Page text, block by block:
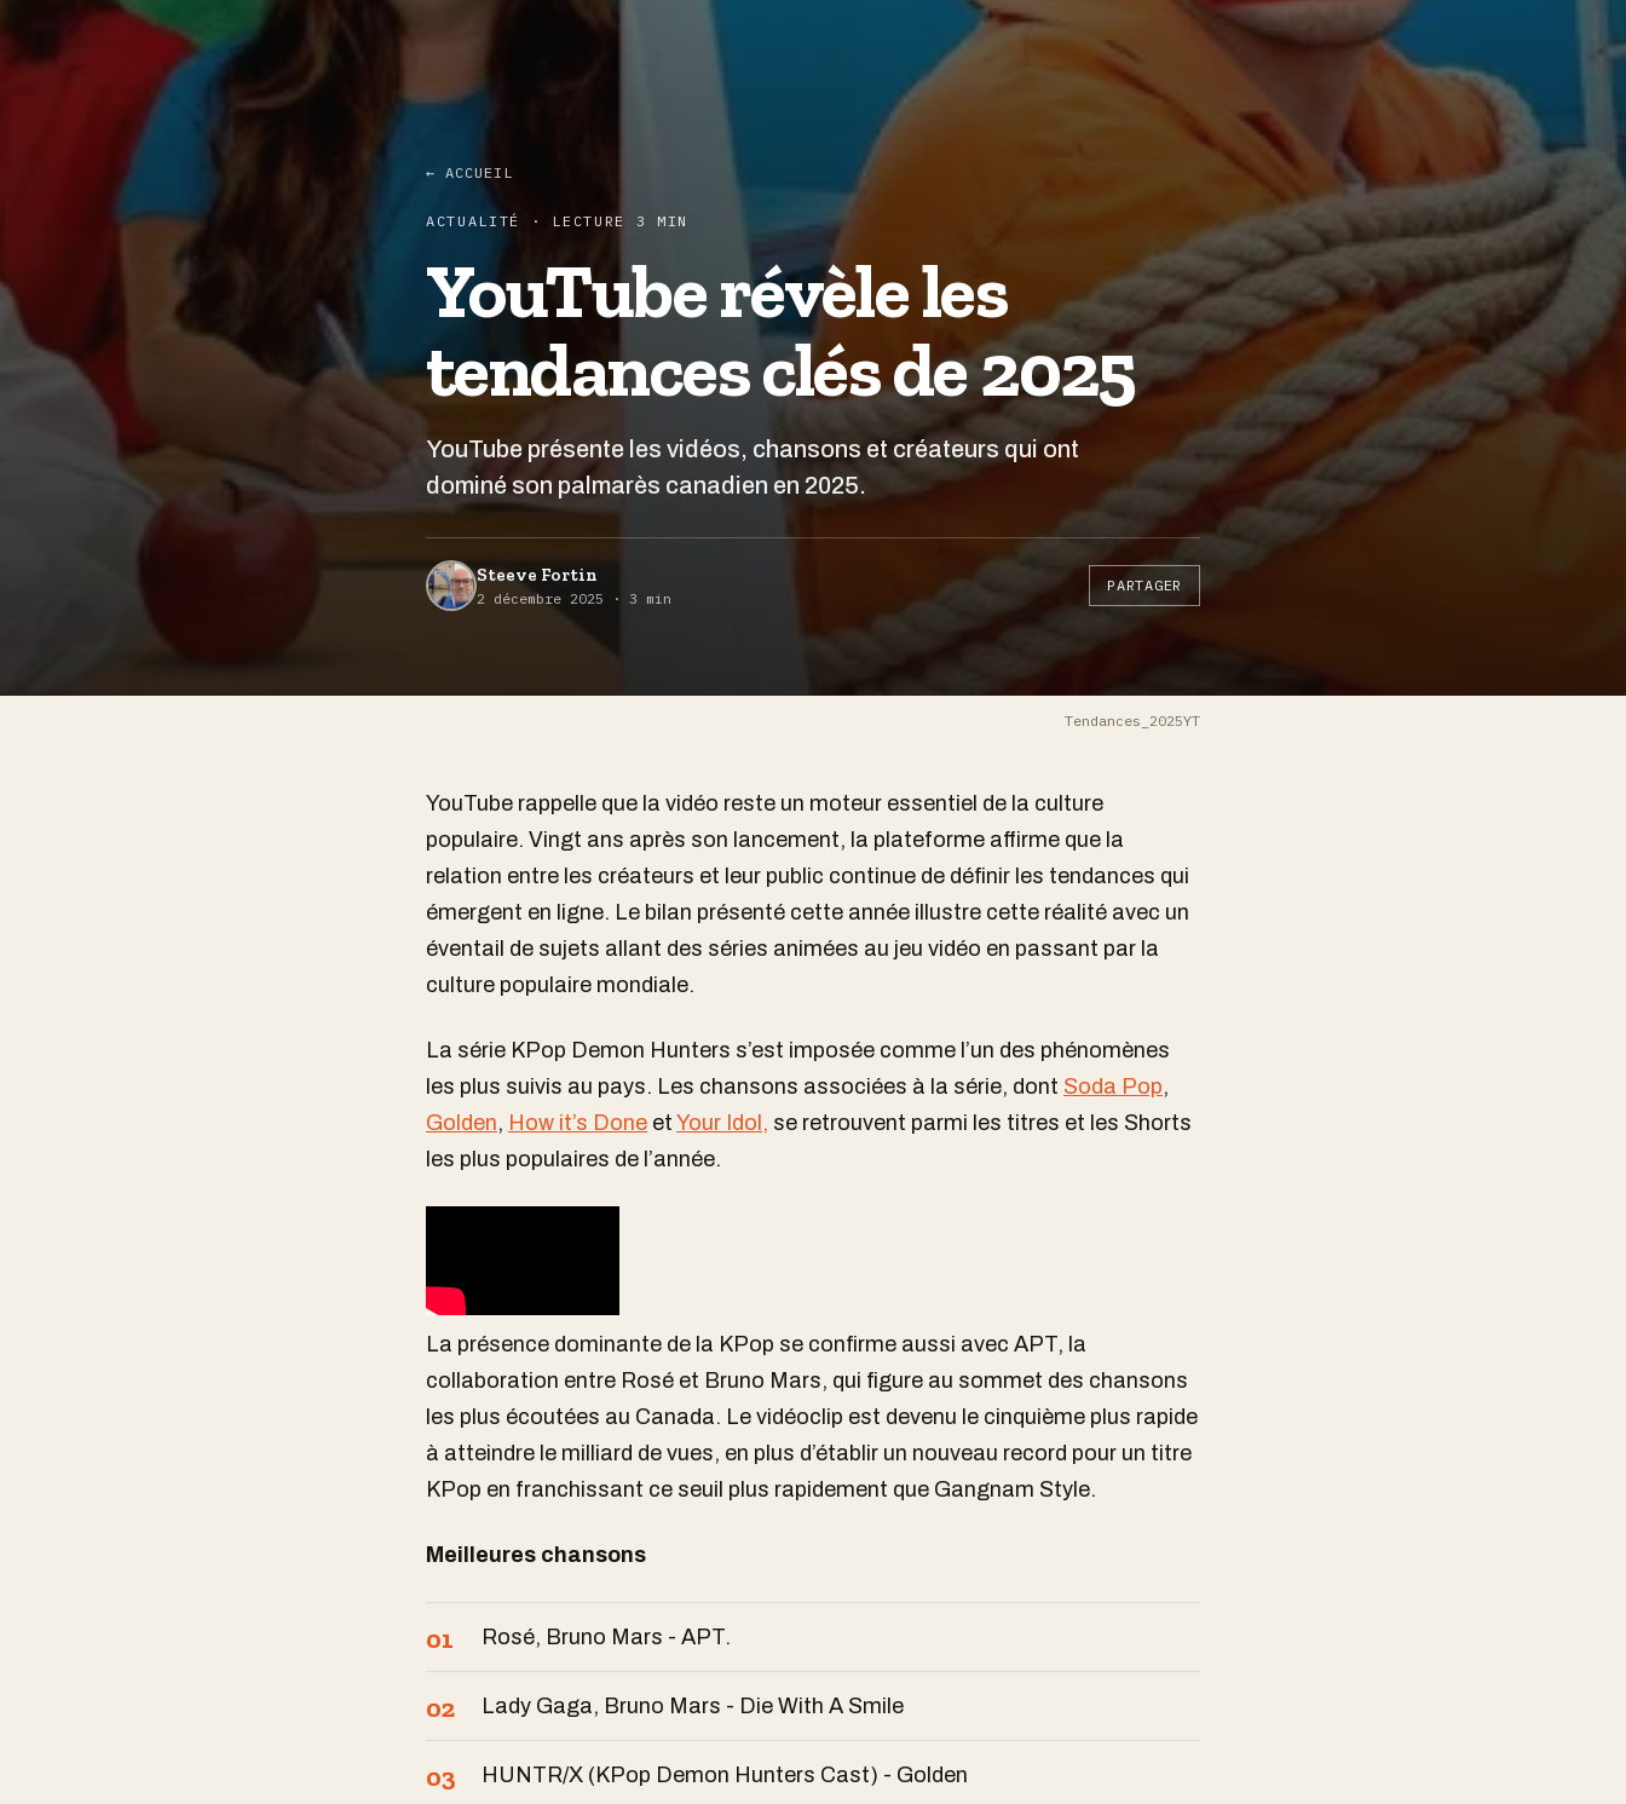
← ACCUEIL
ACTUALITÉ · LECTURE 3 MIN
YouTube révèle les
tendances clés de 2025
YouTube présente les vidéos, chansons et créateurs qui ont
dominé son palmarès canadien en 2025.
Steeve Fortin
2 décembre 2025 · 3 min
PARTAGER
Tendances_2025YT
YouTube rappelle que la vidéo reste un moteur essentiel de la culture
populaire. Vingt ans après son lancement, la plateforme affirme que la
relation entre les créateurs et leur public continue de définir les tendances qui
émergent en ligne. Le bilan présenté cette année illustre cette réalité avec un
éventail de sujets allant des séries animées au jeu vidéo en passant par la
culture populaire mondiale.
La série KPop Demon Hunters s’est imposée comme l’un des phénomènes
les plus suivis au pays. Les chansons associées à la série, dont Soda Pop,
Golden, How it’s Done et Your Idol, se retrouvent parmi les titres et les Shorts
les plus populaires de l’année.
La présence dominante de la KPop se confirme aussi avec APT, la
collaboration entre Rosé et Bruno Mars, qui figure au sommet des chansons
les plus écoutées au Canada. Le vidéoclip est devenu le cinquième plus rapide
à atteindre le milliard de vues, en plus d’établir un nouveau record pour un titre
KPop en franchissant ce seuil plus rapidement que Gangnam Style.
Meilleures chansons
Rosé, Bruno Mars - APT.
Lady Gaga, Bruno Mars - Die With A Smile
HUNTR/X (KPop Demon Hunters Cast) - Golden